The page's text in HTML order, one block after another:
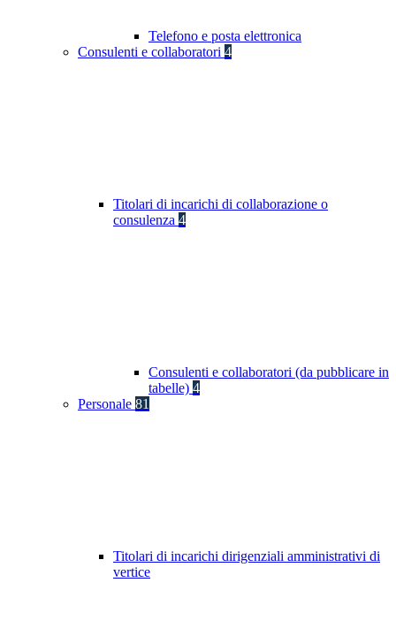
Telefono e posta elettronica
Consulenti e collaboratori 4
Titolari di incarichi di collaborazione o
consulenza 4
Consulenti e collaboratori (da pubblicare in
tabelle) 4
Personale 81
Titolari di incarichi dirigenziali amministrativi di
vertice